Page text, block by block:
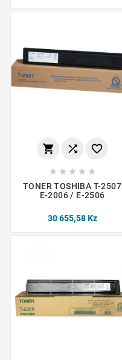
  
    
TONER TOSHIBA T-2507
E-2006 / E-2506
30 655,58 Kz